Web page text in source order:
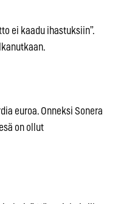
ei kaadu ihastuksiin”.
euroa. Onneksi Sonera
on ollut